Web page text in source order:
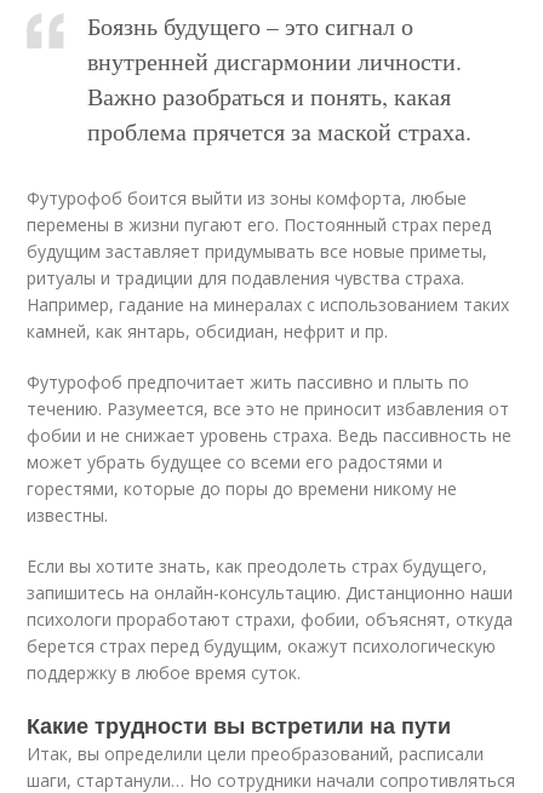
Боязнь будущего – это сигнал о
внутренней дисгармонии личности.
Важно разобраться и понять, какая
проблема прячется за маской страха.
Футурофоб боится выйти из зоны комфорта, любые
перемены в жизни пугают его. Постоянный страх перед
будущим заставляет придумывать все новые приметы,
ритуалы и традиции для подавления чувства страха.
Например, гадание на минералах с использованием таких
камней, как янтарь, обсидиан, нефрит и пр.
Футурофоб предпочитает жить пассивно и плыть по
течению. Разумеется, все это не приносит избавления от
фобии и не снижает уровень страха. Ведь пассивность не
может убрать будущее со всеми его радостями и
горестями, которые до поры до времени никому не
известны.
Если вы хотите знать, как преодолеть страх будущего,
запишитесь на онлайн-консультацию. Дистанционно наши
психологи проработают страхи, фобии, объяснят, откуда
берется страх перед будущим, окажут психологическую
поддержку в любое время суток.
Какие трудности вы встретили на пути
Итак, вы определили цели преобразований, расписали
шаги, стартанули… Но сотрудники начали сопротивляться